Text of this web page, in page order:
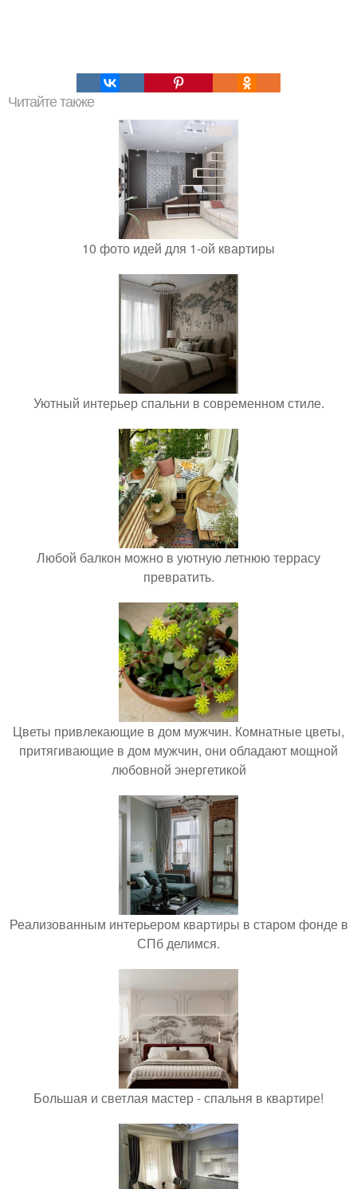
Читайте также
10 фото идей для 1-ой квартиры
Уютный интерьер спальни в современном стиле.
Любой балкон можно в уютную летнюю террасу
превратить.
Цветы привлекающие в дом мужчин. Комнатные цветы,
притягивающие в дом мужчин, они обладают мощной
любовной энергетикой
Реализованным интерьером квартиры в старом фонде в
СПб делимся.
Большая и светлая мастер - спальня в квартире!